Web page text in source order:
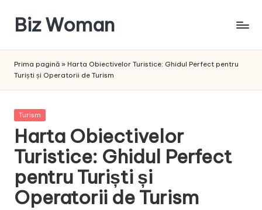
content
Biz Woman
succesul
Prima pagină » Harta Obiectivelor Turistice: Ghidul Perfect pentru
Turiști și Operatorii de Turism
Posted
Turism
Harta Obiectivelor
Turistice: Ghidul Perfect
pentru Turiști și
Operatorii de Turism